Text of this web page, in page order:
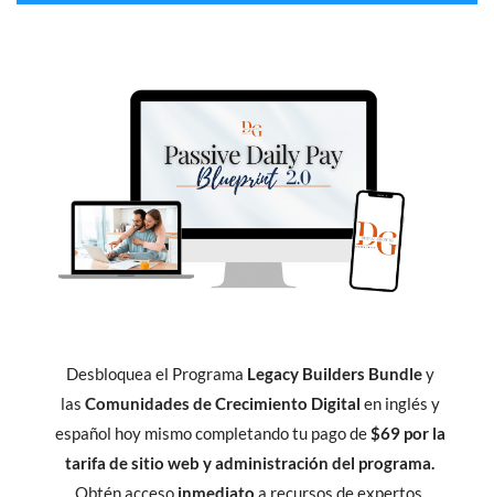
Desbloquea el Programa Legacy Builders Bundley
las Comunidades de Crecimiento Digital en inglés y
español hoy mismo completando tu pago de$69 por la
tarifa de sitio web y administración del programa.